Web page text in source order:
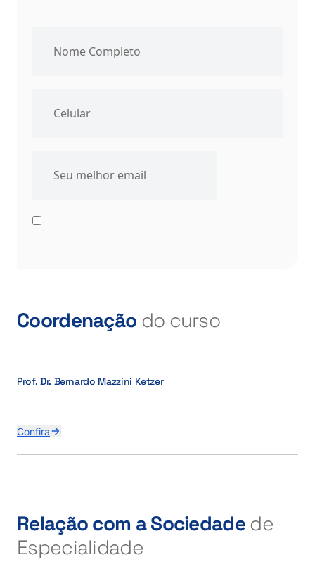
Coordenação do curso
Prof. Dr. Bernardo Mazzini Ketzer
Confira
Relação com a Sociedadede
Especialidade